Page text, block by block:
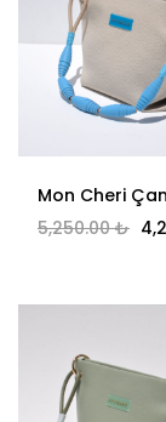
Mon Cheri
5,250.00₺